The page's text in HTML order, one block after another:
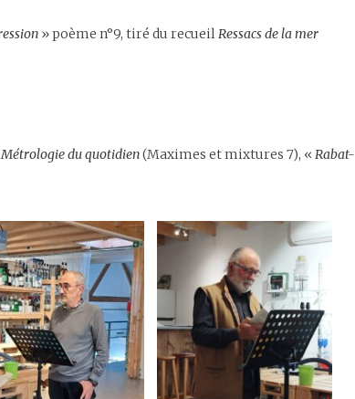
» poème n°9, tiré du recueil Ressacs de la mer
Métrologie du quotidien(Maximes et mixtures 7), « Rabat-